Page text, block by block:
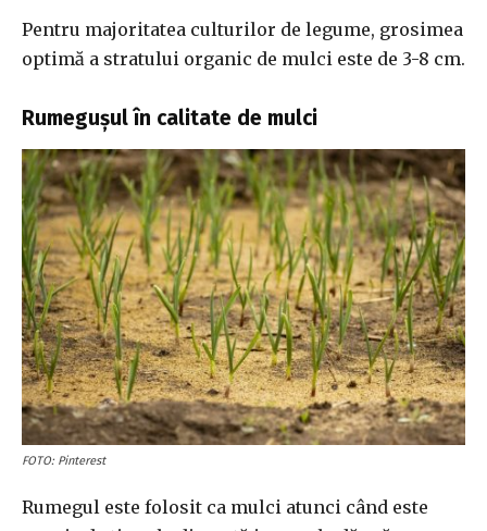
Pentru majoritatea culturilor de legume, grosimea
optimă a stratului organic de mulci este de 3-8 cm.
Rumegușul în calitate de mulci
FOTO: Pinterest
Rumegul este folosit ca mulci atunci când este